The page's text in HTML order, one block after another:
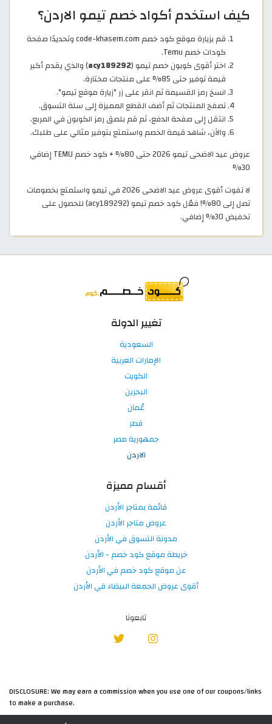
كيف استخدم أكواد خصم تيمو الاردن؟
قم بزيارة موقع كود خصم code-khasem.com وتحديدًا صفحة
كودات خصم Temu.
اختر أقوى كوبون خصم تيمو (acy189292) والذي يقدم أكبر
قيمة توفير حتى 85% على منتجات مختارة.
انسخ رمز القسيمة ثم انقر على زر "زيارة موقع تيمو".
تصفح المنتجات ثم أضف القطع المميزة إلى سلة التسوق.
انتقل إلى صفحة الدفع، ثم قم بلصق رمز الكوبون في المربع.
والآن، شاهد قيمة الخصم واستمتع بتوفير مثالي على طلبك.
عروض عيد الاضحى تيمو 2026 حتى 80% + كود خصم TEMU إضافي
30%
لا تفوت أقوى عروض عيد الاضحى 2026 في تيمو واستمتع بخصومات
تصل إلى 80%! فعّل كود خصم تيمو (acy189292) للحصول على
تخفيض 30% إضافي.
تغيير الدولة
السعودية
الإمارات العربية
الكويت
البحرين
عُمان
قطر
جمهورية مصر
الاردن
أقسام مميزة
قائمة بمتاجر الأردن
عروض متاجر الأردن
مدونة التسوق في الأردن
خريطة موقع كود خصم - الأردن
عن موقع كود خصم في الأردن
أقوى عروض الجمعة البيضاء في الأردن
تابعونا
DISCLOSURE: We may earn a commission when you use one of our coupons/links
to make a purchase.